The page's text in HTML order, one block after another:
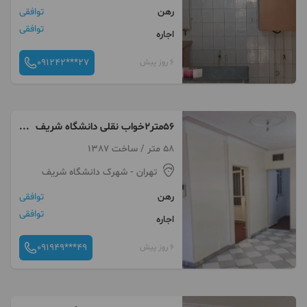
رهن
توافقی
اجاره
توافقی
6 روز پیش 091242***27
۵۶متر۲خواب نقلی دانشگاه شریف
خ آزادی
58 متر / ساخت 1387
تهران - شهرک دانشگاه شریف
رهن
توافقی
اجاره
توافقی
6 روز پیش 091949***49